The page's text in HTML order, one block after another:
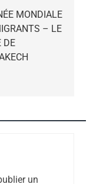
MONDIALE
– LE
DE
un
RÉSILIENTE :
Thérèse